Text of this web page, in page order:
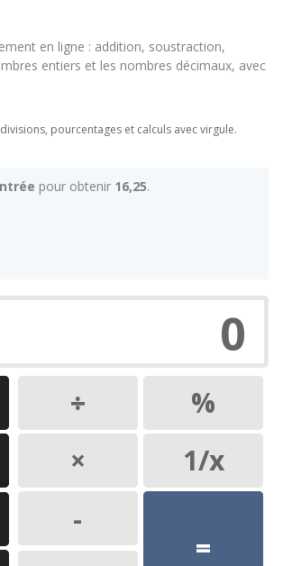
en ligne : addition, soustraction,
entiers et les nombres décimaux, avec
pourcentages et calculs avec virgule.
pour obtenir 16,25.
0